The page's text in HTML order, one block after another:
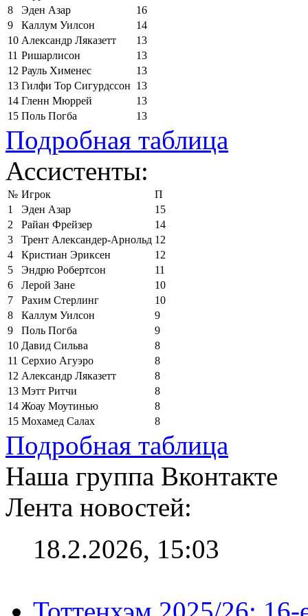
8
Эден Азар
16
9
Каллум Уилсон
14
10 Александр Ляказетт
13
11 Ришарлисон
13
12 Рауль Хименес
13
13 Гилфи Тор Сигурдссон 13
14 Гленн Мюррей
13
15 Поль Погба 13
Подробная таблица
Ассистенты:
№ Игрок
П
1
Эден Азар
15
2
Райан Фрейзер
14
3
Трент Александер-Арнольд 12
4
Кристиан Эриксен
12
5
Эндрю Робертсон
11
6
Лерой Зане
10
7
Рахим Стерлинг
10
8
Каллум Уилсон
9
9
Поль Погба
9
10 Давид Сильва
8
11 Серхио Агуэро
8
12 Александр Ляказетт
8
13 Мэтт Ритчи
8
14 Жоау Моутинью
8
15 Мохамед Салах 8
Подробная таблица
Наша группа Вконтакте
Лента новостей:
18.2.2026, 15:03